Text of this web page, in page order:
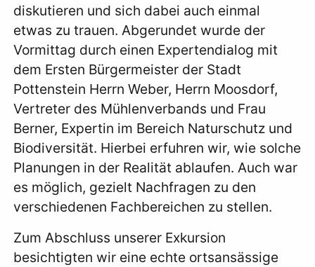
diskutieren und sich dabei auch einmal
etwas zu trauen. Abgerundet wurde der
Vormittag durch einen Expertendialog mit
dem Ersten Bürgermeister der Stadt
Pottenstein Herrn Weber, Herrn Moosdorf,
Vertreter des Mühlenverbands und Frau
Berner, Expertin im Bereich Naturschutz und
Biodiversität. Hierbei erfuhren wir, wie solche
Planungen in der Realität ablaufen. Auch war
es möglich, gezielt Nachfragen zu den
verschiedenen Fachbereichen zu stellen.
Zum Abschluss unserer Exkursion
besichtigten wir eine echte ortsansässige